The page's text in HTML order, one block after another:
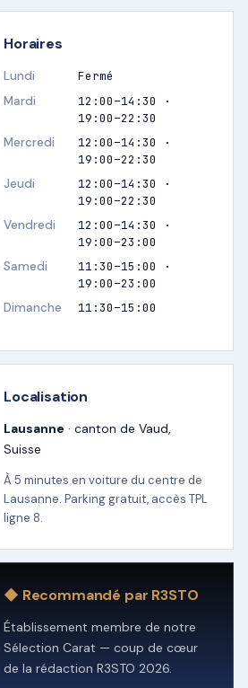
Horaires
Lundi
Fermé
Mardi
12:00–14:30 ·
19:00–22:30
Mercredi
12:00–14:30 ·
19:00–22:30
Jeudi
12:00–14:30 ·
19:00–22:30
Vendredi
12:00–14:30 ·
19:00–23:00
Samedi
11:30–15:00 ·
19:00–23:00
Dimanche
11:30–15:00
Localisation
Lausanne · canton de Vaud,
Suisse
À 5 minutes en voiture du centre de
Lausanne. Parking gratuit, accès TPL
ligne 8.
◆ Recommandé par R3STO
Établissement membre de notre
Sélection Carat — coup de cœur
de la rédaction R3STO 2026.